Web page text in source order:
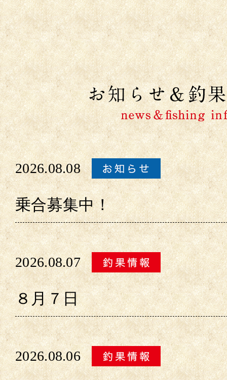
2026.08.08
乗合募集中！
2026.08.07
８月７日
2026.08.06